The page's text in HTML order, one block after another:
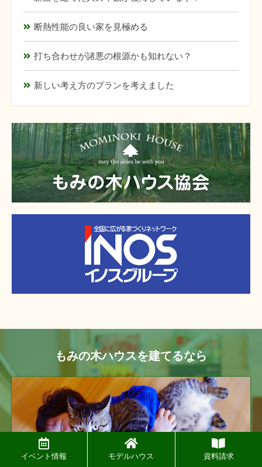
断熱性能の良い家を見極める
打ち合わせが諸悪の根源かも知れない？
新しい考え方のプランを考えました
もみの木ハウスを建てるなら
イベント情報 モデルハウス 資料請求